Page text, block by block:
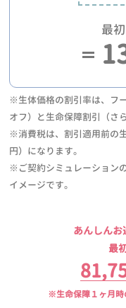
最
※生体価格の割引率は、フ
オフ）と生命保障割引（さ
※消費税は、割引適用前の
円）になります。
※ご契約シミュレーション
イメージです。
あんしんお
最
※生命保障１ヶ月時